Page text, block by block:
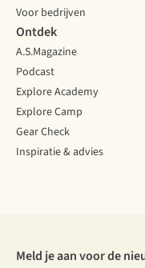
Voor bedrijven
Ontdek
A.S.Magazine
Podcast
Explore Academy
Explore Camp
Gear Check
Inspiratie & advies
Meld je aan voor de